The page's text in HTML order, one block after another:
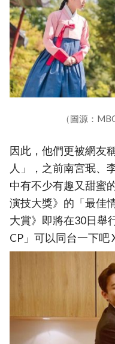
（圖源：
因此，他們更被網友
人」，之前南宮珉、
中有不少有趣又甜蜜
演技大獎》的「最佳
大賞》即將在30日舉
CP」可以同台一下吧